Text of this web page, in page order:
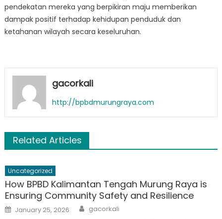
pendekatan mereka yang berpikiran maju memberikan
dampak positif terhadap kehidupan penduduk dan
ketahanan wilayah secara keseluruhan.
gacorkali
http://bpbdmurungraya.com
Related Articles
Uncategorized
How BPBD Kalimantan Tengah Murung Raya is
Ensuring Community Safety and Resilience
Posted
on
January 25, 2026 Author
gacorkali